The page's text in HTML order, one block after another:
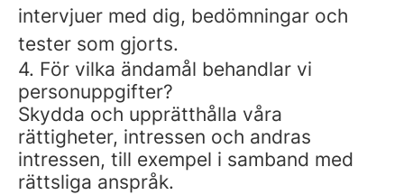
intervjuer med dig, bedömningar och
tester som gjorts.
4. För vilka ändamål behandlar vi
personuppgifter?
Skydda och upprätthålla våra
rättigheter, intressen och andras
intressen, till exempel i samband med
rättsliga anspråk.